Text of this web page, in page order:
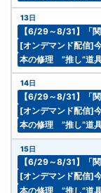
13日
【6/29～8/31】「
[オンデマンド配信]
本の修理 ”推し”道
14日
【6/29～8/31】「
[オンデマンド配信]
本の修理 ”推し”道
15日
【6/29～8/31】「
[オンデマンド配信]
本の修理 ”推し”道